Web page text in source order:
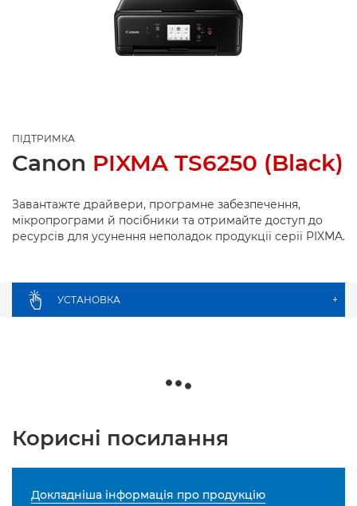
ПІДТРИМКА
Canon PIXMA TS6250 (Black)
Завантажте драйвери, програмне забезпечення,
мікропрограми й посібники та отримайте доступ до
ресурсів для усунення неполадок продукції серії PIXMA.
УСТАНОВКА +
Корисні посилання
Докладніша інформація про продукцію